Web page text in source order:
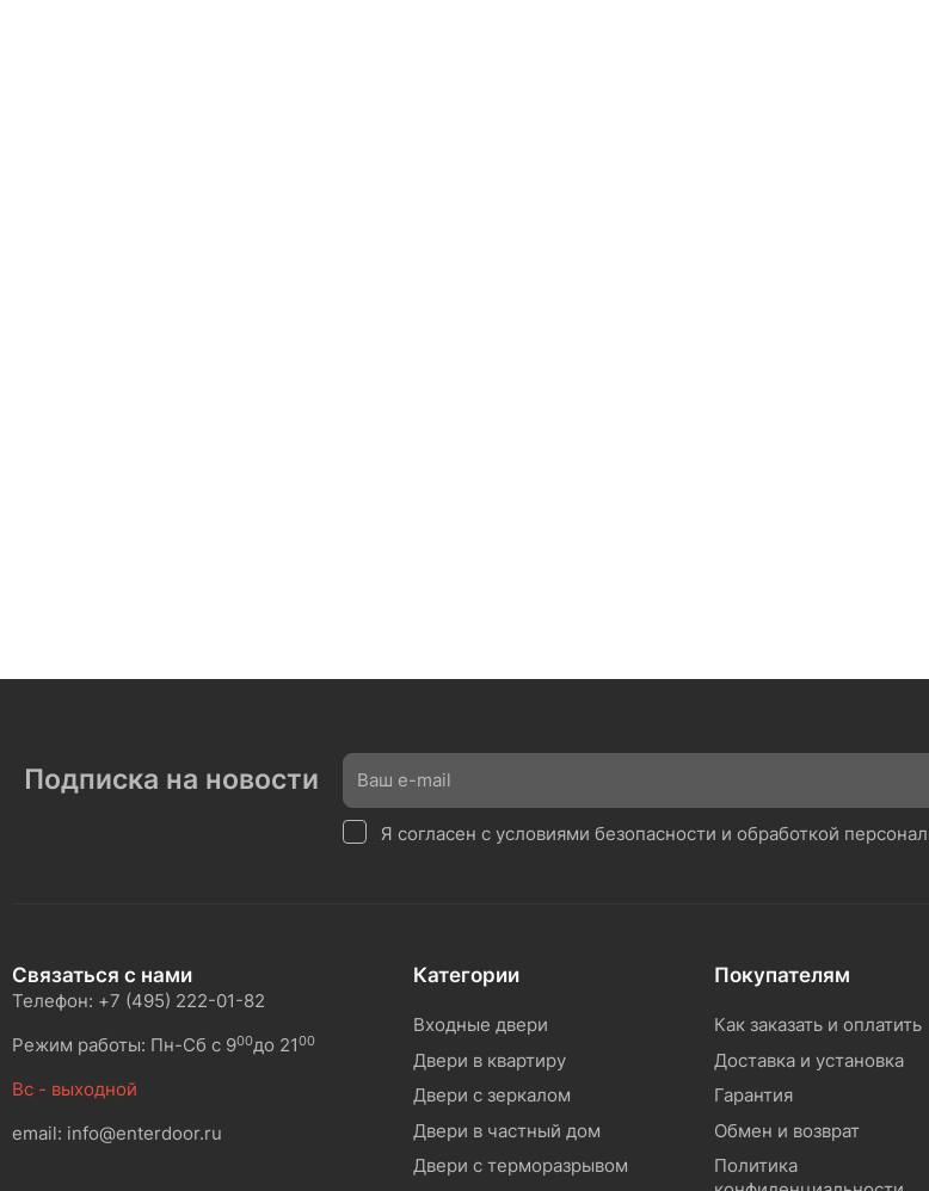
Подписка на новости
Я согласен с условиями безопасности и обработкой
Связаться с нами
Телефон: +7 (495) 222-01-82
Режим работы: Пн-Сб с 900до 21 00
Вс - выходной
email: info@enterdoor.ru
Категории
Входные двери
Двери в квартиру
Двери с зеркалом
Двери в частный дом
Двери с терморазрывом
Покупателям
Как заказать и оплатить
Доставка и установка
Гарантия
Обмен и возврат
Политика